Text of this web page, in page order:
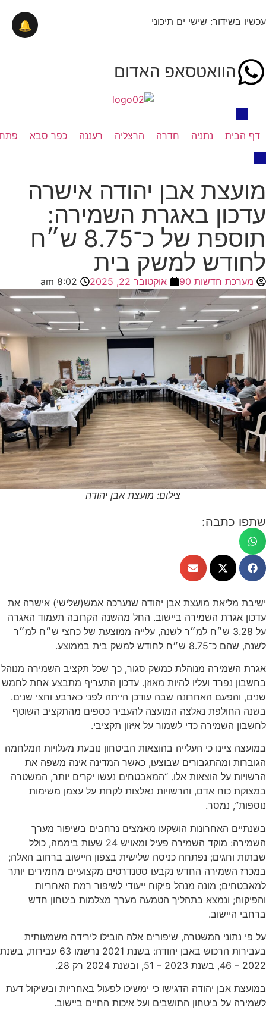
עכשיו בשידור: שישי ים תיכוני
הוואטסאפ האדום
דף הבית נתניה חדרה הרצליה רעננה כפר סבא
מועצת אבן יהודה אישרה
עדכון באגרת השמירה:
תוספת של כ־8.75 ש״ח
לחודש למשק בית
מערכת חדשות 90 אוקטובר 22, 2025 8:02 am
צילום: מועצת אבן יהודה
שתפו כתבה:
ישיבת מליאת מועצת אבן יהודה שנערכה אמש(שלישי) אישרה את
עדכון אגרת השמירה ביישוב. החל מהשנה הקרובה תעמוד האגרה
על 3.28 ש״ח למ״ר לשנה, עלייה ממוצעת של כחצי ש״ח למ״ר
לשנה, שהם כ־8.75 ש״ח לחודש למשק בית בממוצע.
אגרת השמירה מנוהלת כמשק סגור, כך שכל תקציב השמירה מנוהל
בחשבון נפרד ועליו להיות מאוזן. עדכון התעריף מתבצע אחת לחמש
שנים, והפעם האחרונה שבה עודכן הייתה לפני כארבע וחצי שנים.
בשנה החולפת נאלצה המועצה להעביר כספים מהתקציב השוטף
לחשבון השמירה כדי לשמור על איזון תקציבי.
במועצה ציינו כי העלייה בהוצאות הביטחון נובעת מעלויות המלחמה
הגוברות ומהתגבורים שבוצעו, כאשר המדינה אינה משפה את
הרשויות על הוצאות אלו. “המאבטחים נעשו יקרים יותר, המשטרה
במצוקת כוח אדם, והרשויות נאלצות לקחת על עצמן משימות
נוספות”, נמסר.
בשנתיים האחרונות הושקעו מאמצים נרחבים בשיפור מערך
השמירה: מוקד השמירה פעיל ומאויש 24 שעות ביממה, כולל
שבתות וחגים; נפתחה כניסה שלישית בצפון היישוב ברחוב האלה;
במכרז השמירה החדש נקבעו סטנדרטים מקצועיים מחמירים יותר
למאבטחים; מונה מנהל פיקוח ייעודי לשיפור רמת האחריות
והפיקוח; ונמצא בתהליך הטמעה מערך מצלמות ביטחון חדש
ברחבי היישוב.
על פי נתוני המשטרה, שיפורים אלה הובילו לירידה משמעותית
בעבירות הרכוש באבן יהודה: בשנת 2021 נרשמו 63 עבירות, בשנת
2022 – 46, בשנת 2023 – 51, ובשנת 2024 רק 28.
במועצת אבן יהודה הדגישו כי ימשיכו לפעול באחריות ובשיקול דעת
לשמירה על ביטחון התושבים ועל איכות החיים ביישוב.
🔔